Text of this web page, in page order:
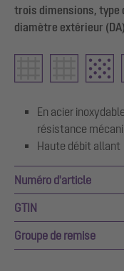
trois dimensions, type
diamètre extérieur
En acier
résistance
Haute débit allant
Numéro d'article
GTIN
Groupe de remise